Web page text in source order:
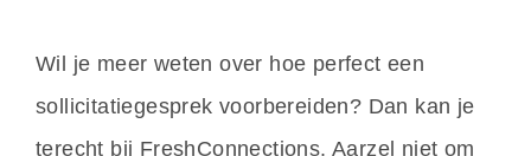
Wil je meer weten over hoe perfect een
sollicitatiegesprek voorbereiden? Dan kan je
terecht bij FreshConnections. Aarzel niet om